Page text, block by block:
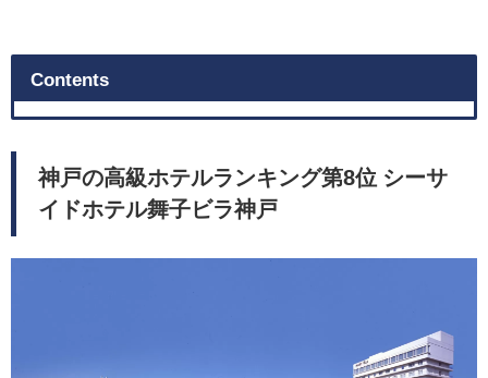
Contents
神戸の高級ホテルランキング第8位 シーサ
イドホテル舞子ビラ神戸